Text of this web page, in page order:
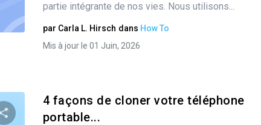
Twitter
partie intégrante de nos vies. Nous utilisons...
par Carla L. Hirsch dans How To
Mis à jour le 01 Juin, 2026
4 façons de cloner votre téléphone
portable...